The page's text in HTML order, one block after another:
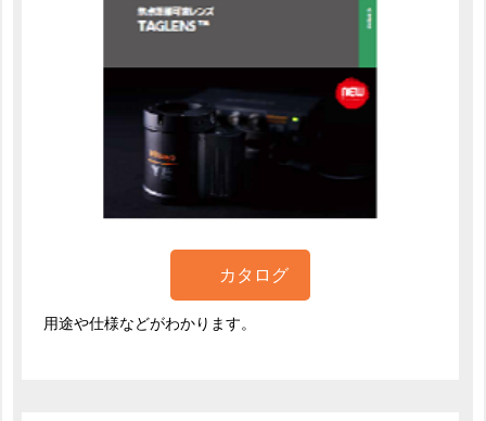
カタログ
用途や仕様などがわかります。